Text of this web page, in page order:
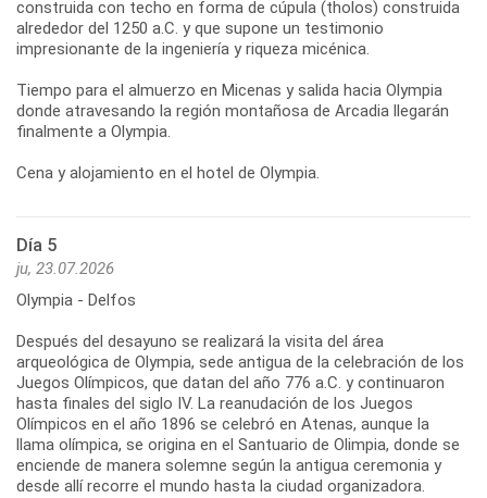
construida con techo en forma de cúpula (tholos) construida
alrededor del 1250 a.C. y que supone un testimonio
impresionante de la ingeniería y riqueza micénica.
Tiempo para el almuerzo en Micenas y salida hacia Olympia
donde atravesando la región montañosa de Arcadia llegarán
finalmente a Olympia.
Cena y alojamiento en el hotel de Olympia.
Día 5
ju, 23.07.2026
Olympia - Delfos
Después del desayuno se realizará la visita del área
arqueológica de Olympia, sede antigua de la celebración de los
Juegos Olímpicos, que datan del año 776 a.C. y continuaron
hasta finales del siglo IV. La reanudación de los Juegos
Olímpicos en el año 1896 se celebró en Atenas, aunque la
llama olímpica, se origina en el Santuario de Olimpia, donde se
enciende de manera solemne según la antigua ceremonia y
desde allí recorre el mundo hasta la ciudad organizadora.